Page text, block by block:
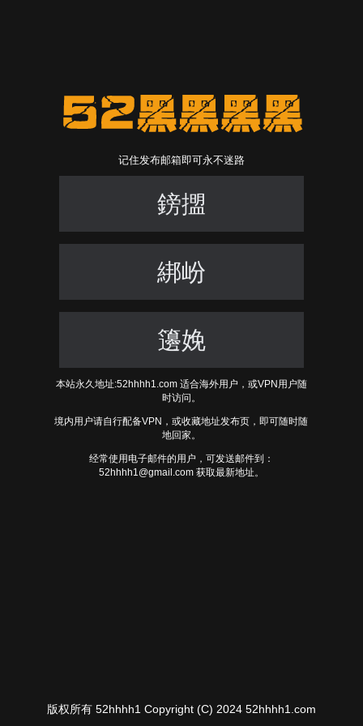
记住发布邮箱即可永不迷路
鎊擝
綁岎
籩娩
本站永久地址:52hhhh1.com 适合海外用户，或VPN用户随
时访问。
境内用户请自行配备VPN，或收藏地址发布页，即可随时随
地回家。
经常使用电子邮件的用户，可发送邮件到：
52hhhh1@gmail.com获取最新地址。
版权所有 52hhhh1 Copyright (C) 2024 52hhhh1.com